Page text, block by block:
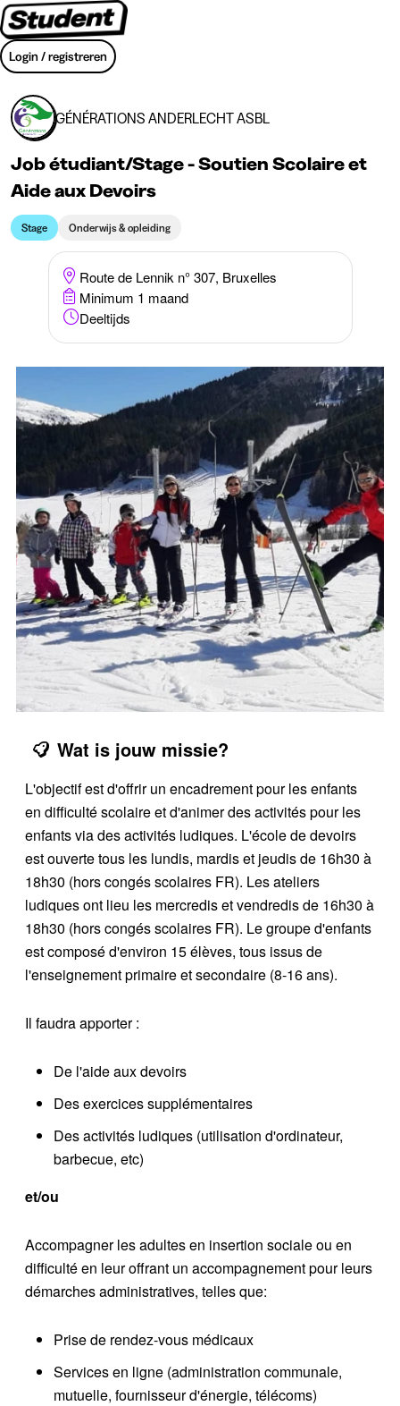
Login / registreren
GÉNÉRATIONS ANDERLECHT ASBL
Job étudiant/Stage - Soutien Scolaire et
Aide aux Devoirs
Stage Onderwijs & opleiding
Route de Lennik n° 307, Bruxelles
Minimum 1 maand
Deeltijds
Wat is jouw missie?
L'objectif est d'offrir un encadrement pour les enfants
en difficulté scolaire et d'animer des activités pour les
enfants via des activités ludiques. L'école de devoirs
est ouverte tous les lundis, mardis et jeudis de 16h30 à
18h30 (hors congés scolaires FR). Les ateliers
ludiques ont lieu les mercredis et vendredis de 16h30 à
18h30 (hors congés scolaires FR). Le groupe d'enfants
est composé d'environ 15 élèves, tous issus de
l'enseignement primaire et secondaire (8-16 ans).
Il faudra apporter :
De l'aide aux devoirs
Des exercices supplémentaires
Des activités ludiques (utilisation d'ordinateur,
barbecue, etc)
et/ou
Accompagner les adultes en insertion sociale ou en
difficulté en leur offrant un accompagnement pour leurs
démarches administratives, telles que:
Prise de rendez-vous médicaux
Services en ligne (administration communale,
mutuelle, fournisseur d'énergie, télécoms)